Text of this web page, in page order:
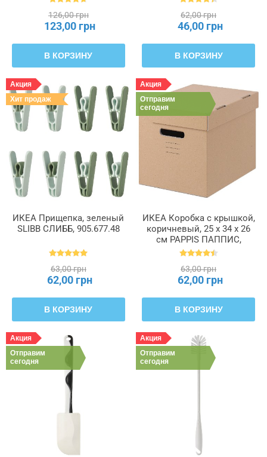
126,00 грн
123,00 грн
В КОРЗИНУ
62,00 грн
46,00 грн
В КОРЗИНУ
Акция
Хит продаж
ИКЕА Прищепка, зеленый
SLIBB СЛИББ, 905.677.48
63,00 грн
62,00 грн
В КОРЗИНУ
Акция
Отправим
сегодня
ИКЕА Коробка с крышкой,
коричневый, 25 x 34 x 26
см PAPPIS ПАППИС,
001.004.67
63,00 грн
62,00 грн
В КОРЗИНУ
Акция
Отправим
сегодня
Акция
Отправим
сегодня